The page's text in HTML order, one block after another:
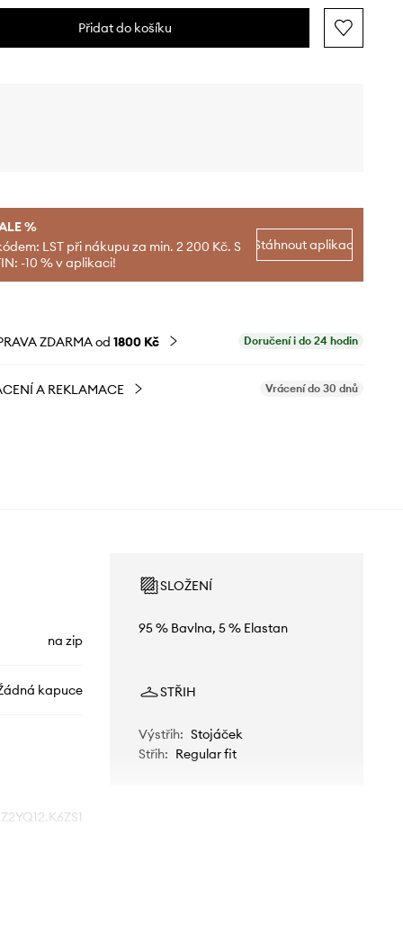
Přidat do košíku
%
LST při nákupu za min. 2 200 Kč. S
-10 % v aplikaci!
Stáhnout aplikaci
ZDARMA od 1800 Kč Doručení i do 24 hodin
A REKLAMACE Vrácení do 30 dnů
na zip
kapuce
Z2YQ12.K6ZS1
SLOŽENÍ
95 % Bavlna, 5 % Elastan
STŘIH
Výstřih: Stojáček
Střih: Regular fit